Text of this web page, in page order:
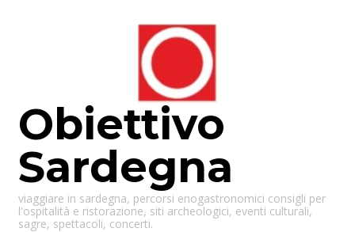
Obiettivo
Sardegna
viaggiare in sardegna, percorsi enogastronomici consigli per
l'ospitalità e ristorazione, siti archeologici, eventi culturali,
sagre, spettacoli, concerti.